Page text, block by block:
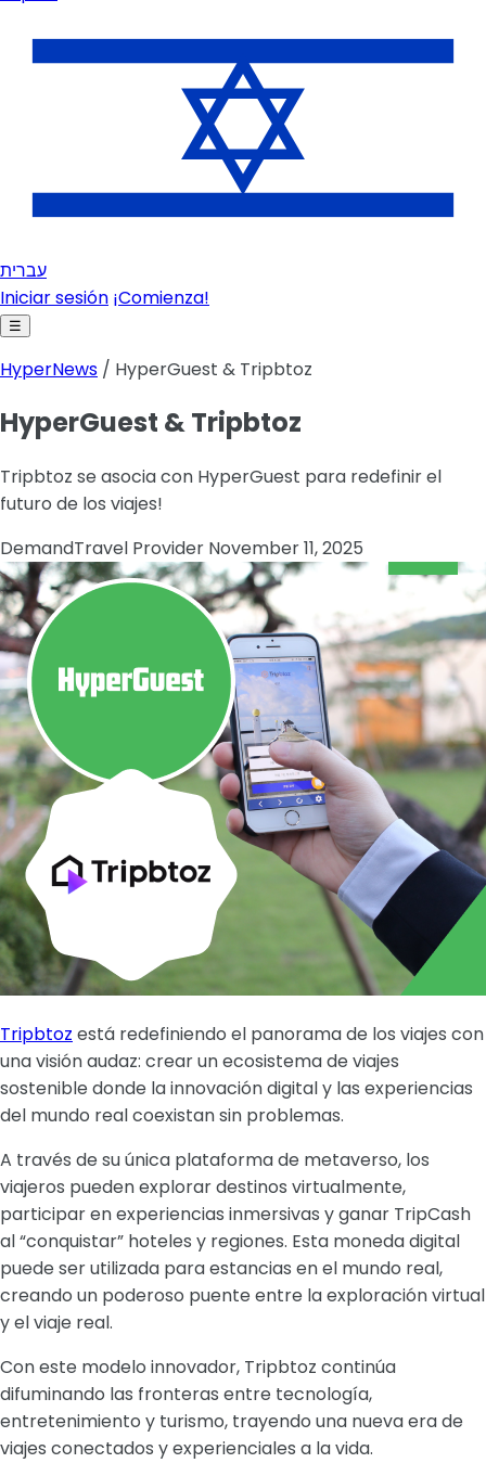
עברית
Iniciar sesión ¡Comienza!
☰
HyperNews / HyperGuest & Tripbtoz
HyperGuest & Tripbtoz
Tripbtoz se asocia con HyperGuest para redefinir el
futuro de los viajes!
DemandTravel Provider November 11, 2025
Tripbtoz está redefiniendo el panorama de los viajes con
una visión audaz: crear un ecosistema de viajes
sostenible donde la innovación digital y las experiencias
del mundo real coexistan sin problemas.
A través de su única plataforma de metaverso, los
viajeros pueden explorar destinos virtualmente,
participar en experiencias inmersivas y ganar TripCash
al “conquistar” hoteles y regiones. Esta moneda digital
puede ser utilizada para estancias en el mundo real,
creando un poderoso puente entre la exploración virtual
y el viaje real.
Con este modelo innovador, Tripbtoz continúa
difuminando las fronteras entre tecnología,
entretenimiento y turismo, trayendo una nueva era de
viajes conectados y experienciales a la vida.